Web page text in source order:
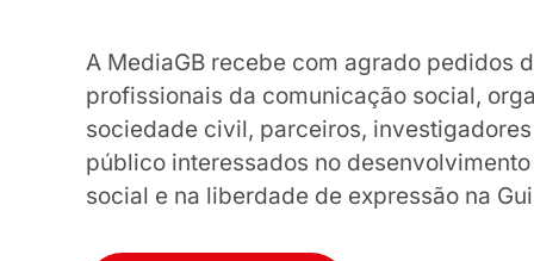
A MediaGB recebe com agrado pedidos
profissionais da comunicação social,
sociedade civil, parceiros,
público interessados no
social e na liberdade de expressão na